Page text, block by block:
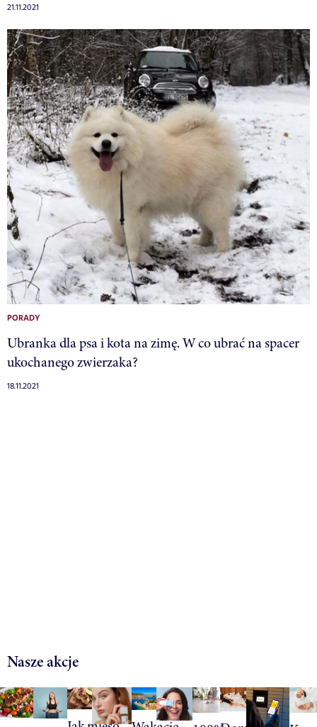
21.11.2021
PORADY
Ubranka dla psa i kota na zimę. W co ubrać na spacer
ukochanego zwierzaka?
18.11.2021
Nasze akcje